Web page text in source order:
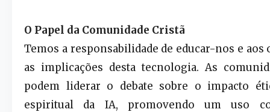
O Papel da Comunidade Cristã
Temos a responsabilidade de educar-nos e aos
as implicações desta tecnologia. As
podem liderar o debate sobre o impacto
espiritual da IA, promovendo um uso